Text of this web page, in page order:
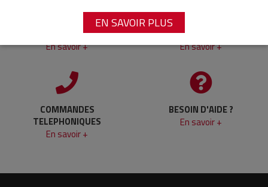
EN SAVOIR PLUS
LE CLUB COPS13
En savoir +
CARTES CADEAUX
En savoir +
COMMANDES
TELEPHONIQUES
En savoir +
BESOIN D'AIDE ?
En savoir +